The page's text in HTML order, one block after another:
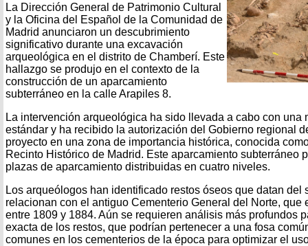
La Dirección General de Patrimonio Cultural
y la Oficina del Español de la Comunidad de
Madrid anunciaron un descubrimiento
significativo durante una excavación
arqueológica en el distrito de Chamberí. Este
hallazgo se produjo en el contexto de la
construcción de un aparcamiento
subterráneo en la calle Arapiles 8.
La intervención arqueológica ha sido llevada a cabo con una
estándar y ha recibido la autorización del Gobierno regional
proyecto en una zona de importancia histórica, conocida
Recinto Histórico de Madrid. Este aparcamiento subterráneo
plazas de aparcamiento distribuidas en cuatro niveles.
Los arqueólogos han identificado restos óseos que datan del
relacionan con el antiguo Cementerio General del Norte, que
entre 1809 y 1884. Aún se requieren análisis más profundos
exacta de los restos, que podrían pertenecer a una fosa
comunes en los cementerios de la época para optimizar el